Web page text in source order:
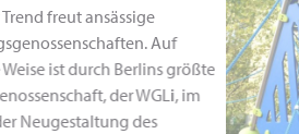
Trend freut ansässige
Auf
ist durch Berlins größte
der WGLi, im
Neugestaltung des